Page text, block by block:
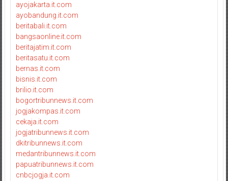
ayojakarta.it.com
ayobandung.it.com
beritabali.it.com
bangsaonline.it.com
beritajatim.it.com
beritasatu.it.com
bernas.it.com
bisnis.it.com
brilio.it.com
bogortribunnews.it.com
jogjakompas.it.com
cekaja.it.com
jogjatribunnews.it.com
dkitribunnews.it.com
medantribunnews.it.com
papuatribunnews.it.com
cnbcjogja.it.com